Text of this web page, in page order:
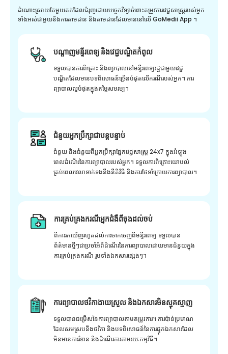
ដំណោះស្រាយតែមួយគត់ដែលជំរុញដោយបច្ចេកវិទ្យាចំពោះតម្រូវការវេជ្ជសាស្រ្តរបស់អ្នក
ទាំងអស់ជាមួយនឹងការតាមដាន និងតាមដានដែលមាននៅលើ GoMedii App ។
បណ្តាញមន្ទីរពេទ្យ និងវេជ្ជបណ្ឌិតកំពូល
ទទួលបានការពិគ្រោះ និងព្យាបាលនៅមន្ទីរពេទ្យរដ្ឋជាមួយវេជ្ជ
បណ្ឌិតដែលមានបទពិសោធន៍ច្រើនបំផុតលើករណីរបស់អ្នក។ ការ
ព្យាបាលល្អបំផុតក្នុងតម្លៃសមរម្យ។
ជំនួយអ្នកប្រឹក្សាជាបន្តបន្ទាប់
ជំនួយ និងជំនួយពីអ្នកប្រឹក្សាផ្នែកវេជ្ជសាស្រ្ត 24x7 ក្នុងអំឡុង
ពេលដំណើរនៃការព្យាបាលរបស់អ្នក។ ទទួលការពិគ្រោះយោបល់
គ្រប់ពេលវេលាទាក់ទងនឹងនីតិវិធី និងការថែទាំក្រោយការព្យាបាល។
ការគ្រប់គ្រងករណីអ្នកជំងឺពីចុងដល់ចប់
ពីការរកឃើញរហូតដល់ការចាកចេញពីមន្ទីរពេទ្យ ទទួលបាន
ព័ត៌មានថ្មីៗជាប្រចាំអំពីដំណើរនៃការព្យាបាលដោយមានជំនួយក្នុង
ការគ្រប់គ្រងករណី រួមទាំងឯកសារផ្សេងៗ។
ការព្យាបាលថវិកាងាយស្រួល និងឯកសារមិនស្មុគស្មាញ
ទទួលបានជម្រើសនៃការព្យាបាលតាមតម្រូវការ។ ការប៉ាន់ប្រមាណ
ដែលសមស្របនឹងថវិកា និងបទពិសោធន៍នៃការផ្ទុកឯកសារដែល
មិនមានការរំខាន និងដំណើរការតាមរយៈកម្មវិធី។